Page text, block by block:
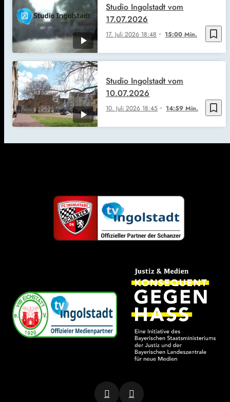
bookmark_border
17. Juli 2026 18:48 15:00 Min.
Studio Ingolstadt vom
17.07.2026
bookmark_border
10. Juli 2026 18:45 14:59 Min.
Studio Ingolstadt vom
10.07.2026